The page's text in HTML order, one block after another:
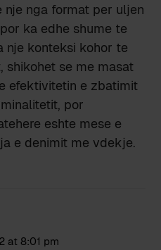
nje nga format per uljen
ka edhe shume te
nje konteksi kohor te
shikohet se me masat
efektivitetin e zbatimit
por
eshte mese e
e denimit me vdekje.
at 8:01 pm